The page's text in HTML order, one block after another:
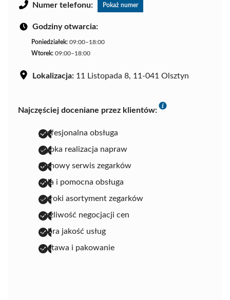
Numer telefonu: Pokaż numer
Godziny otwarcia:
Poniedziałek: 09:00–18:00
Wtorek: 09:00–18:00
Lokalizacja: 11 Listopada 8, 11-041 Olsztyn
Najczęściej doceniane przez klientów:
profesjonalna obsługa
szybka realizacja napraw
fachowy serwis zegarków
miła i pomocna obsługa
szeroki asortyment zegarków
możliwość negocjacji cen
dobra jakość usług
dostawa i pakowanie